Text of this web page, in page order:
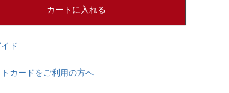
カートに入れる
ド
カードをご利用の方へ